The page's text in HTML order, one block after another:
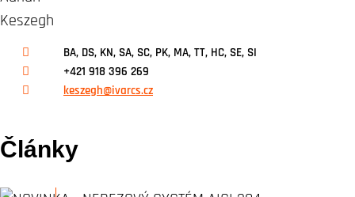
BA, DS, KN, SA, SC, PK, MA, TT, HC, SE, SI
+421 918 396 269
keszegh@ivarcs.cz
Články